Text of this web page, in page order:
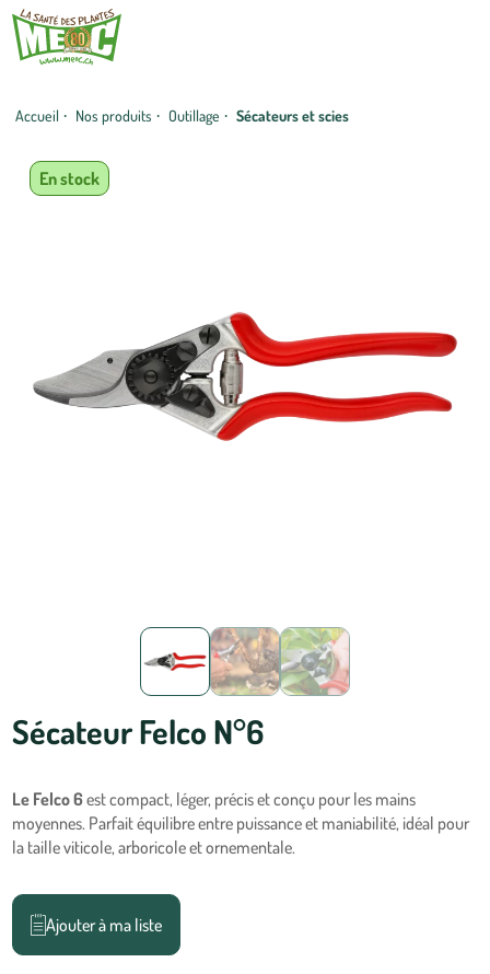
Accueil · Nos produits · Outillage · Sécateurs et scies
En stock
Sécateur Felco N°6
Le Felco 6est compact, léger, précis et conçu pour les mains
moyennes. Parfait équilibre entre puissance et maniabilité, idéal pour
la taille viticole, arboricole et ornementale.
Ajouter à ma liste